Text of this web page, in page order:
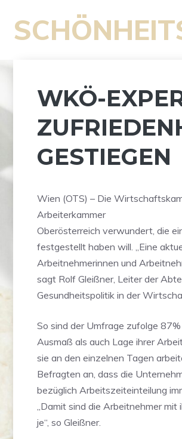
Inhalt
springen
WKÖ-
ESTIEGEN
Wien (OTS) – Die
Arbeiterkammer
Oberösterreich verwundert, die
festgestellt haben will. „Eine
Arbeitnehmerinnen und
sagt Rolf Gleißner, Leiter der
Gesundheitspolitik in der
So sind der Umfrage zufolge
Ausmaß als auch Lage ihrer
sie an den einzelnen Tagen
Befragten an, dass die
bezüglich Arbeitszeiteinteilung
„Damit sind die Arbeitnehmer
je“, so Gleißner.